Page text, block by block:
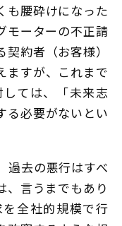
も腰砕けになった
モーターの不正請
約者（お客様）
ますが、これまで
ては、「未来志
る必要がないとい
過去の悪行はすべ
、言うまでもあり
全社的規模で行